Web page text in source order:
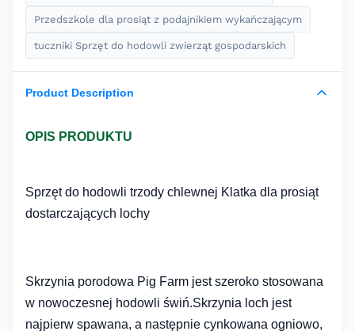
Przedszkole dla prosiąt z podajnikiem wykańczającym
tuczniki Sprzęt do hodowli zwierząt gospodarskich
Product Description
OPIS PRODUKTU
Sprzęt do hodowli trzody chlewnej Klatka dla prosiąt
dostarczających lochy
Skrzynia porodowa Pig Farm jest szeroko stosowana
w nowoczesnej hodowli świń.Skrzynia loch jest
najpierw spawana, a następnie cynkowana ogniowo,